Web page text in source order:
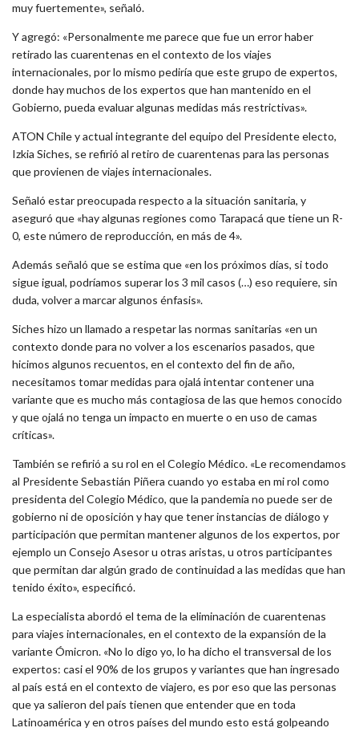
muy fuertemente», señaló.
Y agregó: «Personalmente me parece que fue un error haber
retirado las cuarentenas en el contexto de los viajes
internacionales, por lo mismo pediría que este grupo de expertos,
donde hay muchos de los expertos que han mantenido en el
Gobierno, pueda evaluar algunas medidas más restrictivas».
ATON Chile y actual integrante del equipo del Presidente electo,
Izkia Siches, se refirió al retiro de cuarentenas para las personas
que provienen de viajes internacionales.
Señaló estar preocupada respecto a la situación sanitaria, y
aseguró que «hay algunas regiones como Tarapacá que tiene un R-
0, este número de reproducción, en más de 4».
Además señaló que se estima que «en los próximos días, si todo
sigue igual, podríamos superar los 3 mil casos (…) eso requiere, sin
duda, volver a marcar algunos énfasis».
Siches hizo un llamado a respetar las normas sanitarias «en un
contexto donde para no volver a los escenarios pasados, que
hicimos algunos recuentos, en el contexto del fin de año,
necesitamos tomar medidas para ojalá intentar contener una
variante que es mucho más contagiosa de las que hemos conocido
y que ojalá no tenga un impacto en muerte o en uso de camas
críticas».
También se refirió a su rol en el Colegio Médico. «Le recomendamos
al Presidente Sebastián Piñera cuando yo estaba en mi rol como
presidenta del Colegio Médico, que la pandemia no puede ser de
gobierno ni de oposición y hay que tener instancias de diálogo y
participación que permitan mantener algunos de los expertos, por
ejemplo un Consejo Asesor u otras aristas, u otros participantes
que permitan dar algún grado de continuidad a las medidas que han
tenido éxito», especificó.
La especialista abordó el tema de la eliminación de cuarentenas
para viajes internacionales, en el contexto de la expansión de la
variante Ómicron. «No lo digo yo, lo ha dicho el transversal de los
expertos: casi el 90% de los grupos y variantes que han ingresado
al país está en el contexto de viajero, es por eso que las personas
que ya salieron del país tienen que entender que en toda
Latinoamérica y en otros países del mundo esto está golpeando